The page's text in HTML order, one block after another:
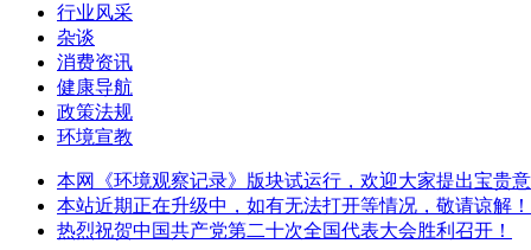
行业风采
杂谈
消费资讯
健康导航
政策法规
环境宣教
本网《环境观察记录》版块试运行，欢迎大家提出宝贵
本站近期正在升级中，如有无法打开等情况，敬请谅解！
热烈祝贺中国共产党第二十次全国代表大会胜利召开！